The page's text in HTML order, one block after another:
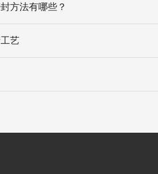
方法有哪些？
艺